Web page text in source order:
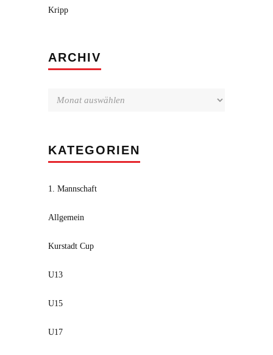
Kripp
ARCHIV
KATEGORIEN
1. Mannschaft
Allgemein
Kurstadt Cup
U13
U15
U17